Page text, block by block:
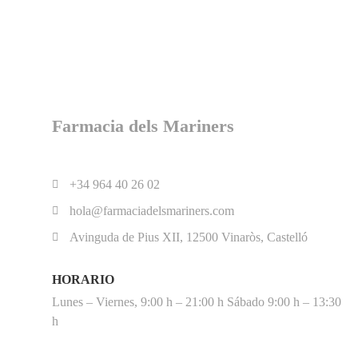
Farmacia dels Mariners
+34 964 40 26 02
hola@farmaciadelsmariners.com
Avinguda de Pius XII, 12500 Vinaròs, Castelló
HORARIO
Lunes – Viernes, 9:00 h – 21:00 h Sábado 9:00 h – 13:30
h